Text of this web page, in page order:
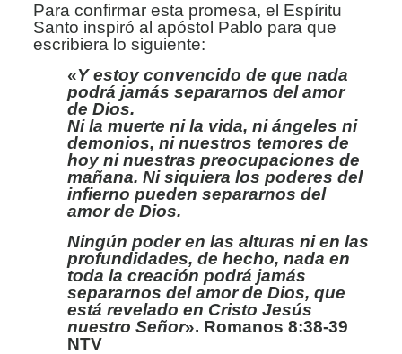
Para confirmar esta promesa, el Espíritu
Santo inspiró al apóstol Pablo para que
escribiera lo siguiente:
«Y estoy convencido de que nada
podrá jamás separarnos del amor
de Dios.
Ni la muerte ni la vida, ni ángeles ni
demonios, ni nuestros temores de
hoy ni nuestras preocupaciones de
mañana. Ni siquiera los poderes del
infierno pueden separarnos del
amor de Dios.
Ningún poder en las alturas ni en las
profundidades, de hecho, nada en
toda la creación podrá jamás
separarnos del amor de Dios, que
está revelado en Cristo Jesús
nuestro Señor». Romanos 8:38-39
NTV